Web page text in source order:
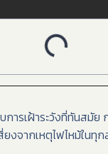
รเฝ้าระวังที่ทันสมั
งจากเหตุไฟไหม้ในทุ